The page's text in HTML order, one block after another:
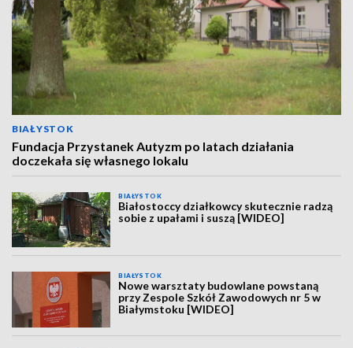
BIAŁYSTOK
Fundacja Przystanek Autyzm po latach działania
doczekała się własnego lokalu
BIAŁYSTOK
Białostoccy działkowcy skutecznie radzą
sobie z upałami i suszą [WIDEO]
BIAŁYSTOK
Nowe warsztaty budowlane powstaną
przy Zespole Szkół Zawodowych nr 5 w
Białymstoku [WIDEO]